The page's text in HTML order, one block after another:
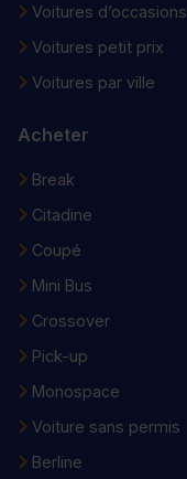
Voitures d’occasions
Voitures petit prix
Voitures par ville
Acheter
Break
Citadine
Coupé
Mini Bus
Crossover
Pick-up
Monospace
Voiture sans permis
Berline